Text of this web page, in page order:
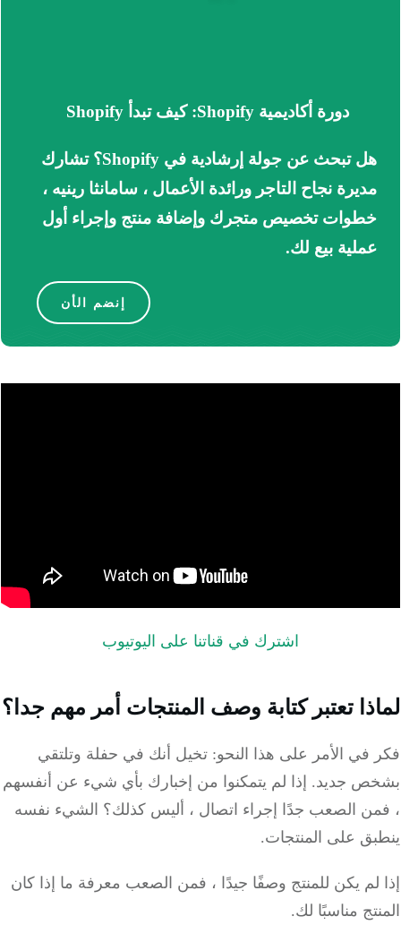
دورة أكاديمية Shopify: كيف تبدأ Shopify
هل تبحث عن جولة إرشادية في Shopify؟
تشارك
مديرة نجاح التاجر ورائدة الأعمال ، سامانثا رينيه ،
خطوات تخصيص متجرك وإضافة منتج وإجراء أول
عملية بيع لك.
إنضم الأن
اشترك في قناتنا على اليوتيوب
تعتبركتابة وصف المنتجات أمرمهم جدا؟
في الأمر على هذا النحو: تخيل أنك في حفلة وتلتقي
جديد. إذا لم يتمكنوا من إخبارك بأي شيء عن أنفسهم
الصعب جدًا إجراء اتصال ، أليس كذلك؟ الشيء نفسه
على المنتجات.
لم يكن للمنتج وصفًا جيدًا ، فمن الصعب معرفة ما إذا كان
مناسبًا لك.